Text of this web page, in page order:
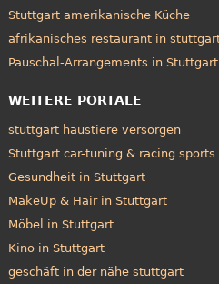
Stuttgart amerikanische Küche
afrikanisches restaurant in
Pauschal-Arrangements in Stuttgart
WEITERE PORTALE
stuttgart haustiere versorgen
Stuttgart car-tuning & racing sports
Gesundheit in Stuttgart
MakeUp & Hair in Stuttgart
Möbel in Stuttgart
Kino in Stuttgart
geschäft in der nähe stuttgart